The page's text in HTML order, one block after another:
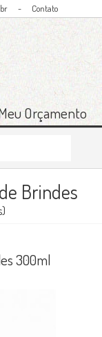
- Contato
Orçamento
Brindes
300ml